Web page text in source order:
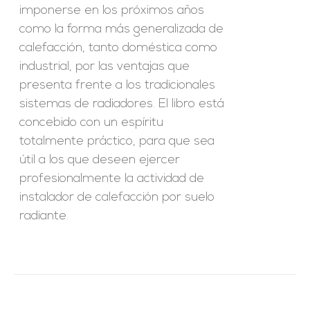
imponerse en los próximos años
como la forma más generalizada de
calefacción, tanto doméstica como
industrial, por las ventajas que
presenta frente a los tradicionales
sistemas de radiadores. El libro está
concebido con un espíritu
totalmente práctico, para que sea
útil a los que deseen ejercer
profesionalmente la actividad de
instalador de calefacción por suelo
radiante.